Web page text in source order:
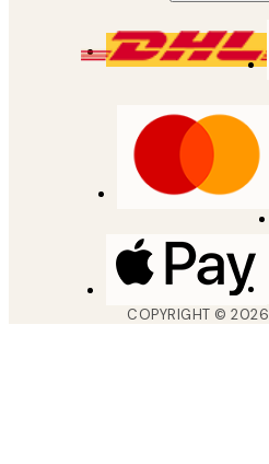
COPYRIGHT ©2026